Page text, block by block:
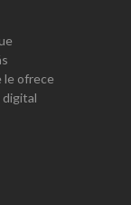
le ofrece